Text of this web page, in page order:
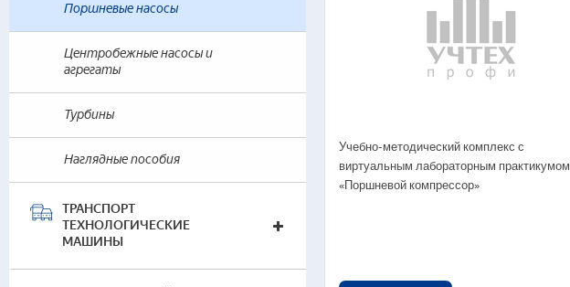
Поршневые насосы
Центробежные насосы и
агрегаты
Турбины
Наглядные пособия
ТРАНСПОРТ
ТЕХНОЛОГИЧЕСКИЕ
МАШИНЫ
Учебно-методический комплекс с
виртуальным лабораторным практикумом
«Поршневой компрессор»